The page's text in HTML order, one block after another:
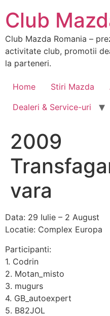
conținut
Club
Club Mazda Romania –
activitate club, promotii
la parteneri.
Home Stiri Mazda
Dealeri & Service-uri
2009
vara
Data: 29 Iulie – 2 August
Locatie: Complex Europa
Participanti:
1. Codrin
2. Motan_misto
3. mugurs
4. GB_autoexpert
5. B82JOL